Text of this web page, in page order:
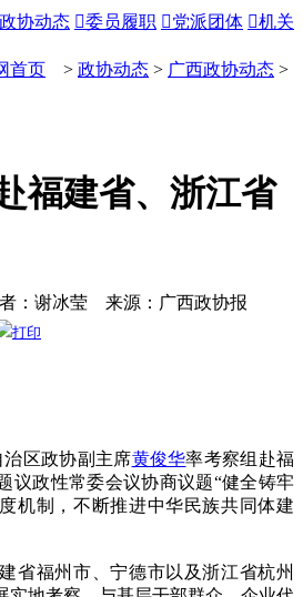
政协动态 委员履职 党派团体 机关
首页 > 政协动态 > 广西政协动态 >
福建省、浙江省
：谢冰莹 来源：广西政协报
打印
区政协副主席黄俊华率考察组赴福
议政性常委会议协商议题“健全铸牢
机制，不断推进中华民族共同体建
福州市、宁德市以及浙江省杭州